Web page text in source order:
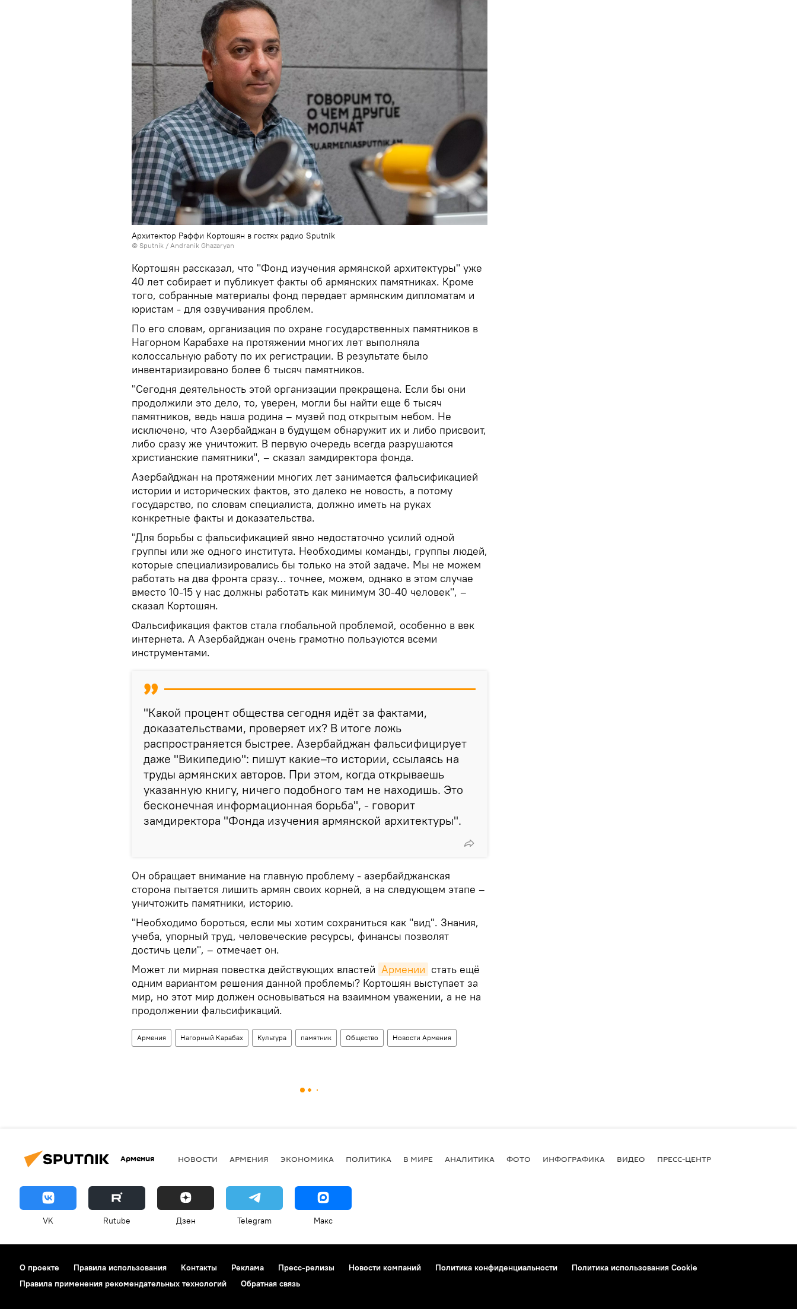
Архитектор Раффи Кортошян в гостях радио Sputnik
© Sputnik / Andranik Ghazaryan
Кортошян рассказал, что "Фонд изучения армянской архитектуры" уже
40 лет собирает и публикует факты об армянских памятниках. Кроме
того, собранные материалы фонд передает армянским дипломатам и
юристам - для озвучивания проблем.
По его словам, организация по охране государственных памятников в
Нагорном Карабахе на протяжении многих лет выполняла
колоссальную работу по их регистрации. В результате было
инвентаризировано более 6 тысяч памятников.
"Сегодня деятельность этой организации прекращена. Если бы они
продолжили это дело, то, уверен, могли бы найти еще 6 тысяч
памятников, ведь наша родина – музей под открытым небом. Не
исключено, что Азербайджан в будущем обнаружит их и либо присвоит,
либо сразу же уничтожит. В первую очередь всегда разрушаются
христианские памятники", – сказал замдиректора фонда.
Азербайджан на протяжении многих лет занимается фальсификацией
истории и исторических фактов, это далеко не новость, а потому
государство, по словам специалиста, должно иметь на руках
конкретные факты и доказательства.
"Для борьбы с фальсификацией явно недостаточно усилий одной
группы или же одного института. Необходимы команды, группы людей,
которые специализировались бы только на этой задаче. Мы не можем
работать на два фронта сразу… точнее, можем, однако в этом случае
вместо 10-15 у нас должны работать как минимум 30-40 человек", –
сказал Кортошян.
Фальсификация фактов стала глобальной проблемой, особенно в век
интернета. А Азербайджан очень грамотно пользуются всеми
инструментами.
"Какой процент общества сегодня идёт за фактами,
доказательствами, проверяет их? В итоге ложь
распространяется быстрее. Азербайджан фальсифицирует
даже "Википедию": пишут какие–то истории, ссылаясь на
труды армянских авторов. При этом, когда открываешь
указанную книгу, ничего подобного там не находишь. Это
бесконечная информационная борьба", - говорит
замдиректора "Фонда изучения армянской архитектуры".
Он обращает внимание на главную проблему - азербайджанская
сторона пытается лишить армян своих корней, а на следующем этапе –
уничтожить памятники, историю.
"Необходимо бороться, если мы хотим сохраниться как "вид". Знания,
учеба, упорный труд, человеческие ресурсы, финансы позволят
достичь цели", – отмечает он.
Может ли мирная повестка действующих властей Армении стать ещё
одним вариантом решения данной проблемы? Кортошян выступает за
мир, но этот мир должен основываться на взаимном уважении, а не на
продолжении фальсификаций.
Армения Нагорный Карабах Культура памятник Общество Новости Армения
Армения НОВОСТИ АРМЕНИЯ ЭКОНОМИКА ПОЛИТИКА В МИРЕ АНАЛИТИКА ФОТО ИНФОГРАФИКА ВИДЕО ПРЕСС-ЦЕНТР
VK Rutube Дзен Telegram Макс
О проекте Правила использования Контакты Реклама Пресс-релизы Новости компаний Политика конфиденциальности
Политика использования Cookie
Правила применения рекомендательных технологий
Обратная связь